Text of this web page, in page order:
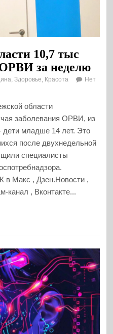
10,7 тыс
ОРВИ за неделю
Здоровье, Красота
Нет
области
заболевания ОРВИ, из
младше 14 лет. Это
после двухнедельной
специалисты
в Макс , Дзен.Новости ,
канал , Вконтакте...